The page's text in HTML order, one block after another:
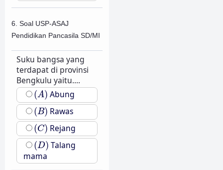
6. Soal USP-ASAJ
Pendidikan Pancasila SD/MI
Suku bangsa yang
terdapat di provinsi
Bengkulu yaitu....
(A)
(A) Abung
(B)
(B) Rawas
(C)
(C) Rejang
(D)
(D) Talang
mama